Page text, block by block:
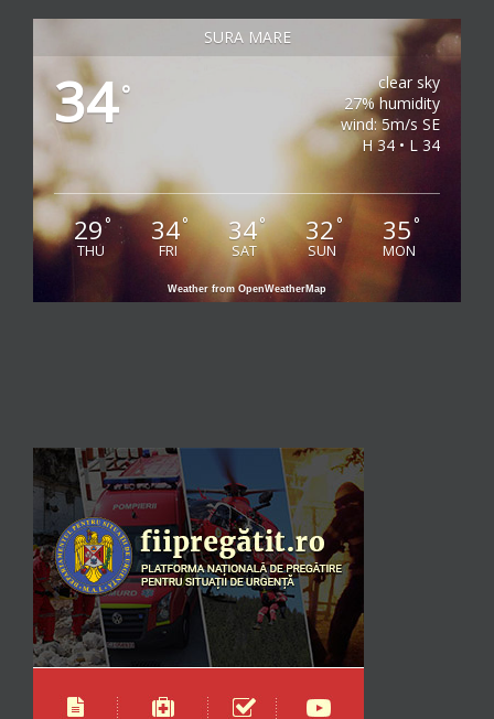
SURA MARE
34°
clear sky
27% humidity
wind: 5m/s SE
H 34 • L 34
29°
THU
34°
FRI
34°
SAT
32°
SUN
35°
MON
Weather from OpenWeatherMap